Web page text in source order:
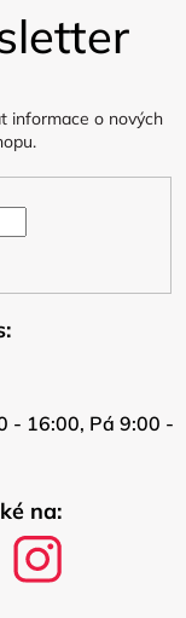
informace o nových
- 16:00, Pá 9:00 -
na: